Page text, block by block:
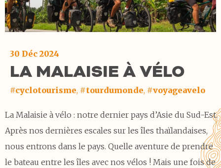
30 Déc 2024
LA MALAISIE À VÉLO
#cyclotourisme, #tourdumonde, #voyageavelo
La Malaisie à vélo : notre dernier pays d’Asie du Sud-Est.
Après nos dernières escales sur les îles thaïlandaises,
nous entrons dans le pays. Quelle aventure de prendre
le bateau entre les îles avec nos vélos ! Mais une fois de